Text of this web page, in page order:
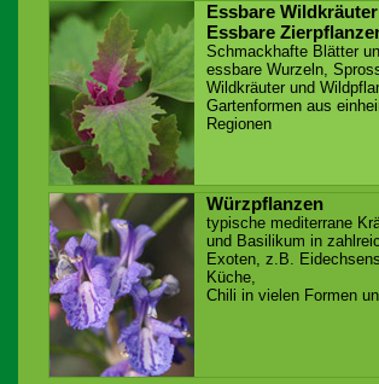
Essbare
Essbare
Schmackhafte Blätter
essbare Wurzeln,
Wildkräuter und
Gartenformen aus
Regionen
Würzpflanzen
typische mediterrane
und Basilikum in
Exoten, z.B.
Küche,
Chili in vielen Formen